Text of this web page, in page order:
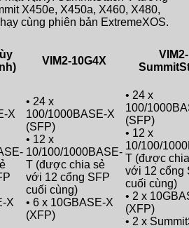
X450e, X450a, X460, X480,
cùng phiên bản ExtremeXOS.
VIM2-10G4X
VIM2-
X
X
• 24 x
100/1000BASE-X
(SFP)
• 12 x
10/100/1000BASE-
T (được chia sẻ
với 12 cổng SFP
cuối cùng)
• 6 x 10GBASE-X
(XFP)
• 24 x
100/
(SFP)
• 12 x
10/100/
T (được
với 12 cổng
cuối cùng)
• 2 x
(XFP)
• 2 x